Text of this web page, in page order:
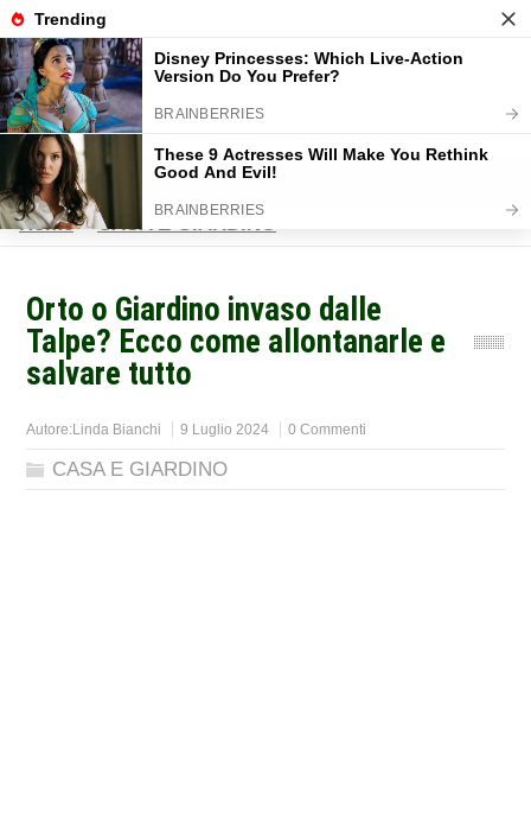
Home> CASA E GIARDINO
Orto o Giardino invaso dalle
Talpe? Ecco come allontanarle e
salvare tutto
Autore:Linda Bianchi 9 Luglio 2024 0 Commenti
CASA E GIARDINO